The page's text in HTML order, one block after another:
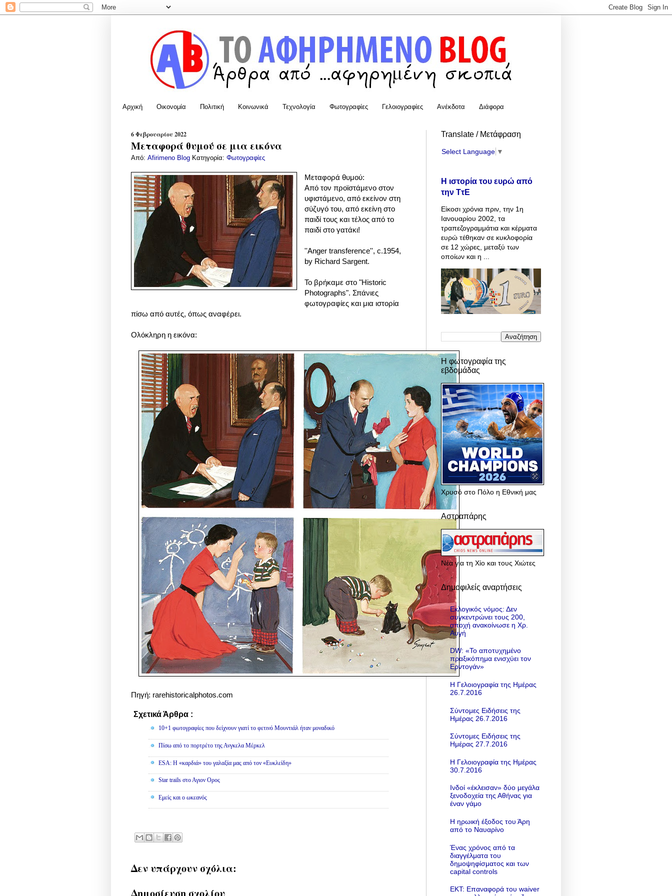
Αρχική Οικονομία Πολιτική Κοινωνικά Τεχνολογία Φωτογραφίες Γελοιογραφίες Ανέκδοτα Διάφορα
6 Φεβρουαρίου 2022
Μεταφορά θυμού σε μια εικόνα
Από: Afirimeno Blog Κατηγορία: Φωτογραφίες
Μεταφορά θυμού:
Από τον προϊστάμενο στον
υφιστάμενο, από εκείνον στη
σύζυγό του, από εκείνη στο
παιδί τους και τέλος από το
παιδί στο γατάκι!
''Anger transference'', c.1954,
by Richard Sargent.
Το βρήκαμε στο "Historic
Photographs". Σπάνιες
φωτογραφίες και μια ιστορία
πίσω από αυτές, όπως αναφέρει.
Ολόκληρη η εικόνα:
Πηγή: rarehistoricalphotos.com
Σχετικά Άρθρα :
10+1 φωτογραφίες που δείχνουν γιατί το φετινό Μουντιάλ ήταν μοναδικό
Πίσω από το πορτρέτο της Ανγκελα Μέρκελ
ESA: Η «καρδιά» του γαλαξία μας από τον «Ευκλείδη»
Star trails στο Αγιον Ορος
Εμείς και ο ωκεανός
Δεν υπάρχουν σχόλια:
Translate / Μετάφραση
Select Language ▼
Η ιστορία του ευρώ από
την ΤτΕ
Είκοσι χρόνια πριν, την 1η
Ιανουαρίου 2002, τα
τραπεζογραμμάτια και κέρματα
ευρώ τέθηκαν σε κυκλοφορία
σε 12 χώρες, μεταξύ των
οποίων και η ...
Η φωτογραφία της
εβδομάδας
Χρυσό στο Πόλο η Εθνική μας
Αστραπάρης
Νέα για τη Χίο και τους Χιώτες
Δημοφιλείς αναρτήσεις
Εκλογικός νόμος: Δεν
συγκεντρώνει τους 200,
αποχή ανακοίνωσε η Χρ.
Αυγή
DW: «To αποτυχημένο
πραξικόπημα ενισχύει τον
Ερντογάν»
Η Γελοιογραφία της Ημέρας
26.7.2016
Σύντομες Ειδήσεις της
Ημέρας 26.7.2016
Σύντομες Ειδήσεις της
Ημέρας 27.7.2016
Η Γελοιογραφία της Ημέρας
30.7.2016
Ινδοί «έκλεισαν» δύο μεγάλα
ξενοδοχεία της Αθήνας για
έναν γάμο
Η ηρωική έξοδος του Άρη
από το Ναυαρίνο
Ένας χρόνος από τα
διαγγέλματα του
δημοψηφίσματος και των
capital controls
ΕΚΤ: Επαναφορά του waiver